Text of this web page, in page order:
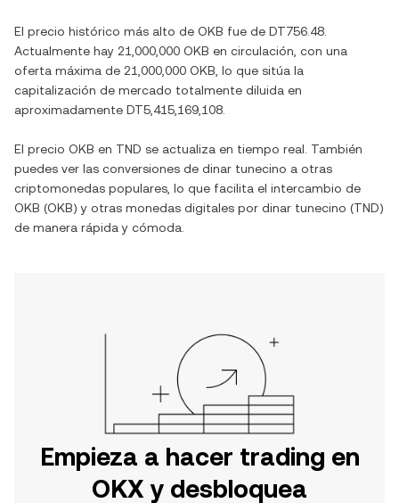
El precio histórico más alto de OKB fue de DT756.48
Actualmente hay 21,000,000 OKB en circulación, con una
oferta máxima de 21,000,000 OKB , lo que sitúa la
capitalización de mercado totalmente diluida en
aproximadamente DT5,415,169,108
El precio OKB en TND se actualiza en tiempo real. También
puedes ver las conversiones de dinar tunecino a otras
criptomonedas populares, lo que facilita el intercambio de
OKB (OKB) y otras monedas digitales por dinar tunecino (TND)
de manera rápida y cómoda.
Empieza a hacer trading en
OKX y desbloquea